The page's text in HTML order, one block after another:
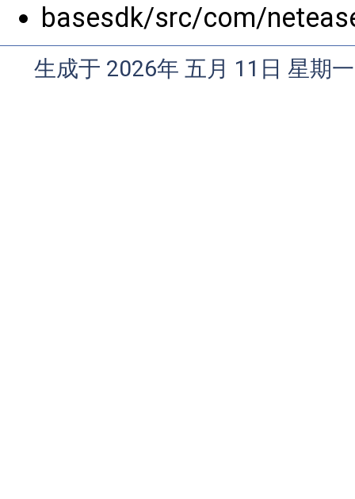
basesdk/src/com/
生成于 2026年 五月 11日 星期